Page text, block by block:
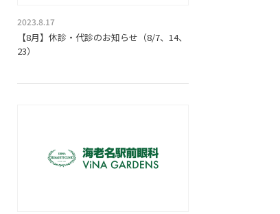
2023.8.17
【8月】休診・代診のお知らせ（8/7、14、
23）